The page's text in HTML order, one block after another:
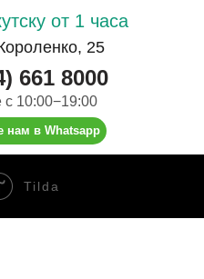
от 1 часа
25
661 8000
нам в Whatsapp
с 10:00−19:00
Tilda